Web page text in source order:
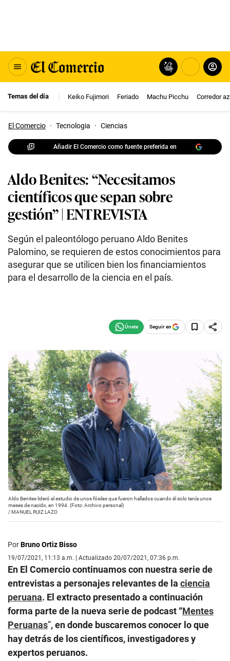
Temas del día Keiko Fujimori Feriado Machu Picchu Corredor
El Comercio · Tecnologia · Ciencias
Añadir El Comercio como fuente preferida en
Aldo Benites: “Necesitamos
científicos que sepan sobre
gestión” | ENTREVISTA
Según el paleontólogo peruano Aldo Benites
Palomino, se requieren de estos conocimientos para
asegurar que se utilicen bien los financiamientos
para el desarrollo de la ciencia en el país.
Seguir en
Aldo Benites lideró el estudio de unos fósiles que fueron hallados cuando él solo tenía unos
meses de nacido, en 1994. (Foto: Archivo personal)
/MANUEL RUIZ LAZO
PorBruno Ortiz Bisso
19/07/2021, 11:13 a.m. | Actualizado 20/07/2021, 07:36 p.m.
En El Comercio continuamos con nuestra serie de
entrevistas a personajes relevantes de la ciencia
peruana. El extracto presentado a continuación
forma parte de la nueva serie de podcast “Mentes
Peruanas”, en donde buscaremos conocer lo que
hay detrás de los científicos, investigadores y
expertos peruanos.